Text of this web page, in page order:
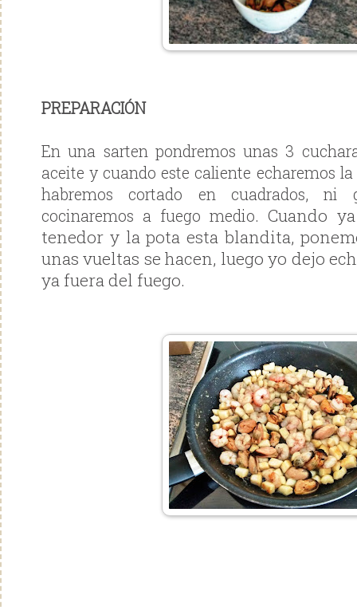
PREPARACIÓN
En una sarten pondremos unas 3
aceite y cuando este caliente echaremos
habremos cortado en cuadrados, ni
cocinaremos a fuego medio.Cuando
tenedor y la pota esta blandita,
unas vueltas se hacen, luego yo dejo
ya fuera del fuego.